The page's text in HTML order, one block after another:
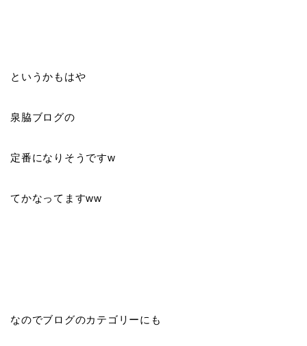
というかもはや
泉脇ブログの
定番になりそうですw
てかなってますww
なのでブログのカテゴリーにも